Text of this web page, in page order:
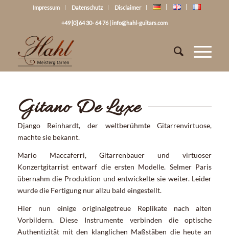
Impressum Datenschutz Disclaimer
+49 [0] 64 30- 64 76|info@hahl-guitars.com
Gitano De Luxe
Django Reinhardt, der weltberühmte Gitarrenvirtuose,
machte sie bekannt.
Mario Maccaferri, Gitarrenbauer und virtuoser
Konzertgitarrist entwarf die ersten Modelle. Selmer Paris
übernahm die Produktion und entwickelte sie weiter. Leider
wurde die Fertigung nur allzu bald eingestellt.
Hier nun einige originalgetreue Replikate nach alten
Vorbildern. Diese Instrumente verbinden die optische
Authentizität mit den klanglichen Maßstäben die heute an